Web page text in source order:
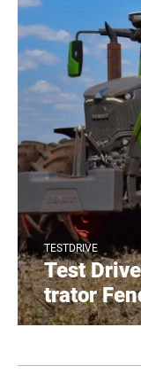
TESTDRIVE
Test
trator